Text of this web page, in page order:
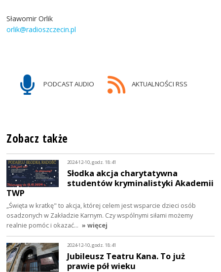
Sławomir Orlik
orlik@radioszczecin.pl
PODCAST AUDIO AKTUALNOŚCI RSS
Zobacz także
2024-12-10, godz. 18:41
Słodka akcja charytatywna
studentów kryminalistyki Akademii
TWP
„Święta w kratkę" to akcja, której celem jest wsparcie dzieci osób
osadzonych w Zakładzie Karnym. Czy wspólnymi siłami możemy
realnie pomóc i okazać… » więcej
2024-12-10, godz. 18:41
Jubileusz Teatru Kana. To już
prawie pół wieku